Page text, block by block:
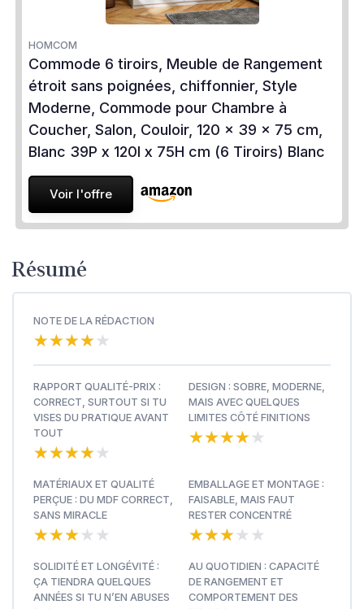
HOMCOM
Commode 6 tiroirs, Meuble de Rangement
étroit sans poignées, chiffonnier, Style
Moderne, Commode pour Chambre à
Coucher, Salon, Couloir, 120 x 39 x 75 cm,
Blanc 39P x 120l x 75H cm (6 Tiroirs) Blanc
Voir l'offre
Résumé
NOTE DE LA RÉDACTION
★★★★★
★★★★★
RAPPORT QUALITÉ-PRIX :
CORRECT, SURTOUT SI TU
VISES DU PRATIQUE AVANT
TOUT
★★★★★
★★★★★
DESIGN : SOBRE, MODERNE,
MAIS AVEC QUELQUES
LIMITES CÔTÉ FINITIONS
★★★★★
★★★★★
MATÉRIAUX ET QUALITÉ
PERÇUE : DU MDF CORRECT,
SANS MIRACLE
★★★★★
★★★★★
EMBALLAGE ET MONTAGE :
FAISABLE, MAIS FAUT
RESTER CONCENTRÉ
★★★★★
★★★★★
SOLIDITÉ ET LONGÉVITÉ :
ÇA TIENDRA QUELQUES
ANNÉES SI TU N’EN ABUSES
AU QUOTIDIEN : CAPACITÉ
DE RANGEMENT ET
COMPORTEMENT DES